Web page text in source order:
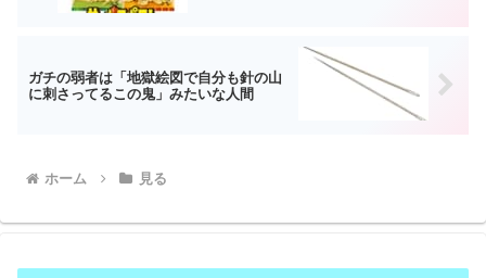
ガチの弱者は「地獄絵図で自分も針の山
に刺さってるこの鬼」みたいな人間
ホーム 見る